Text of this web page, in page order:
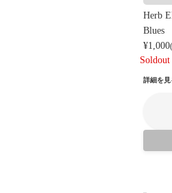
Herb
Blues
¥1,000
Soldout
詳細を見